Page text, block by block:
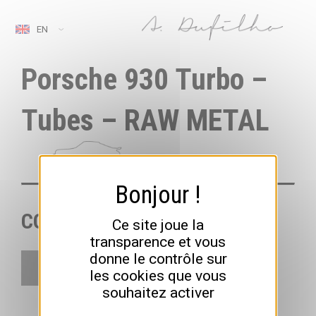
EN
Porsche 930 Turbo –
Tubes – RAW METAL
COLORS
Ce site joue la
transparence et vous
donne le contrôle sur
les cookies que vous
souhaitez activer